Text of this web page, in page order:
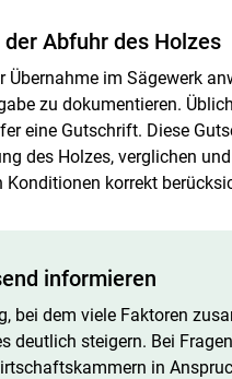
Abfuhr des Holzes
Übernahme im Sägewerk
zu dokumentieren.
eine Gutschrift. Diese
des Holzes, verglichen
korrekt
informieren
bei dem viele Faktoren
deutlich steigern. Bei
in